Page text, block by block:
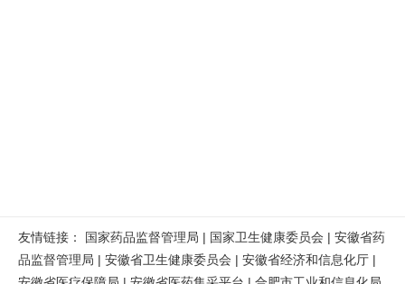
友情链接： 国家药品监督管理局 | 国家卫生健康委员会 | 安徽省药
品监督管理局 | 安徽省卫生健康委员会 | 安徽省经济和信息化厅 |